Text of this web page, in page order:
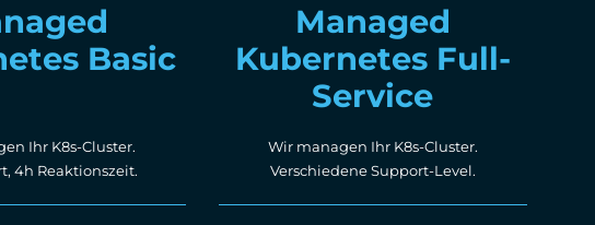
Basic
Ihr K8s-Cluster.
4h Reaktionszeit.
Managed
Kubernetes Full-
Service
Wir managen Ihr K8s-Cluster.
Verschiedene Support-Level.